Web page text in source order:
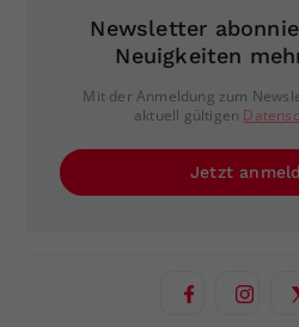
Newsletter
Neuigkeiten
Mit der Anmeldung zum
aktuell gültigen
Jetzt